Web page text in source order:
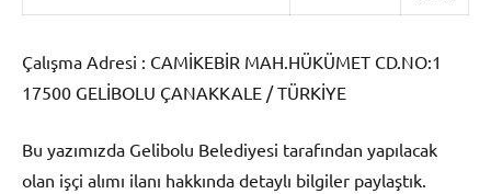
Çalışma Adresi : CAMİKEBİR MAH.HÜKÜMET CD.NO:1
17500 GELİBOLU ÇANAKKALE / TÜRKİYE
Bu yazımızda Gelibolu Belediyesi tarafından yapılacak
olan işçi alımı ilanı hakkında detaylı bilgiler paylaştık.